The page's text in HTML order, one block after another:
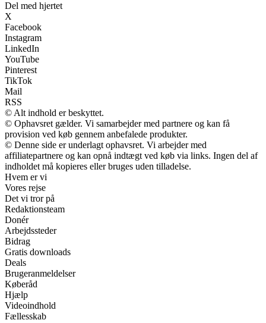
Del med hjertet
X
Facebook
Instagram
LinkedIn
YouTube
Pinterest
TikTok
Mail
RSS
© Alt indhold er beskyttet.
© Ophavsret gælder. Vi samarbejder med partnere og kan få
provision ved køb gennem anbefalede produkter.
© Denne side er underlagt ophavsret. Vi arbejder med
affiliatepartnere og kan opnå indtægt ved køb via links. Ingen del af
indholdet må kopieres eller bruges uden tilladelse.
Hvem er vi
Vores rejse
Det vi tror på
Redaktionsteam
Donér
Arbejdssteder
Bidrag
Gratis downloads
Deals
Brugeranmeldelser
Køberåd
Hjælp
Videoindhold
Fællesskab